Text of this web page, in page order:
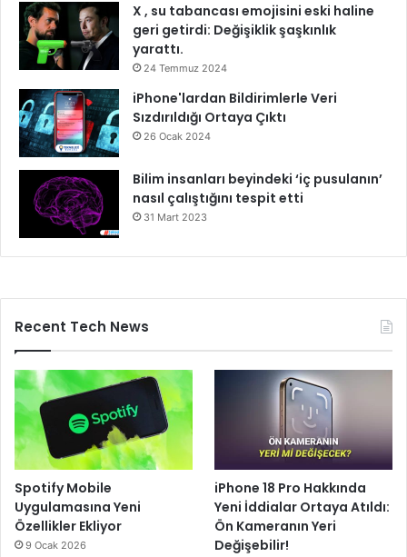
X , su tabancası emojisini eski haline
geri getirdi: Değişiklik şaşkınlık
yarattı.
24 Temmuz 2024
iPhone'lardan Bildirimlerle Veri
Sızdırıldığı Ortaya Çıktı
26 Ocak 2024
Bilim insanları beyindeki ‘iç pusulanın’
nasıl çalıştığını tespit etti
31 Mart 2023
Recent Tech News
Spotify Mobile
Uygulamasına Yeni
Özellikler Ekliyor
9 Ocak 2026
iPhone 18 Pro Hakkında
Yeni İddialar Ortaya Atıldı:
Ön Kameranın Yeri
Değişebilir!